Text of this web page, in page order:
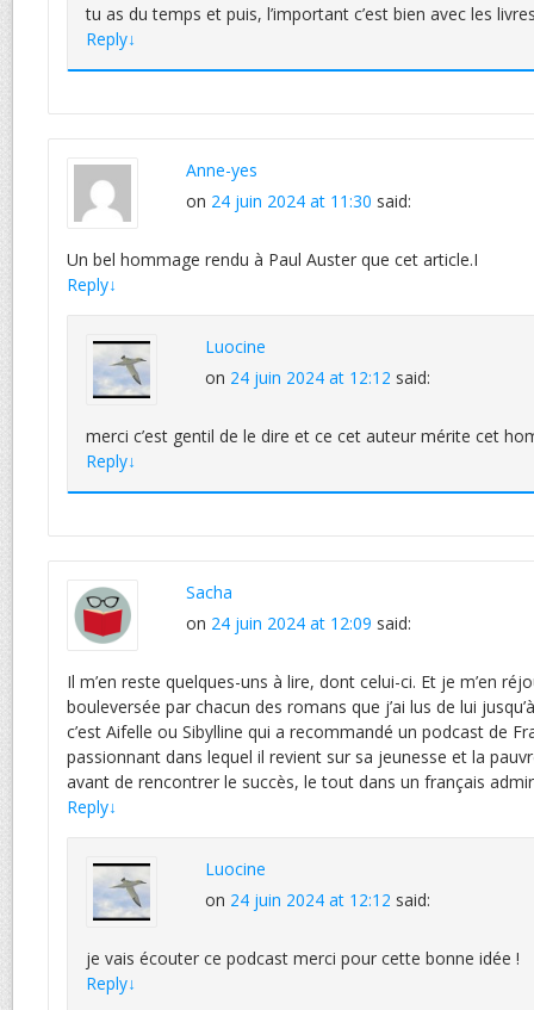
tu as du temps et puis, l’important c’est bien avec les
Reply↓
Anne-yes
on 24 juin 2024 at 11:30 said:
Un bel hommage rendu à Paul Auster que cet article.I
Reply↓
Luocine
on 24 juin 2024 at 12:12 said:
merci c’est gentil de le dire et ce cet auteur mérite cet
Reply↓
Sacha
on 24 juin 2024 at 12:09 said:
Il m’en reste quelques-uns à lire, dont celui-ci. Et je m’en
bouleversée par chacun des romans que j’ai lus de lui
c’est Aifelle ou Sibylline qui a recommandé un podcast de
passionnant dans lequel il revient sur sa jeunesse et la
avant de rencontrer le succès, le tout dans un français
Reply↓
Luocine
on 24 juin 2024 at 12:12 said:
je vais écouter ce podcast merci pour cette bonne idée !
Reply↓